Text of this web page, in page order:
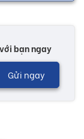
bạn ngay
Gửi ngay